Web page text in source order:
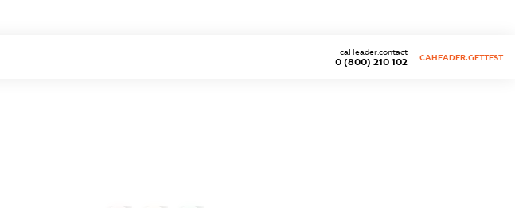
0 (800) 210 102
caHeader.contact
CAHEADER.GETTEST